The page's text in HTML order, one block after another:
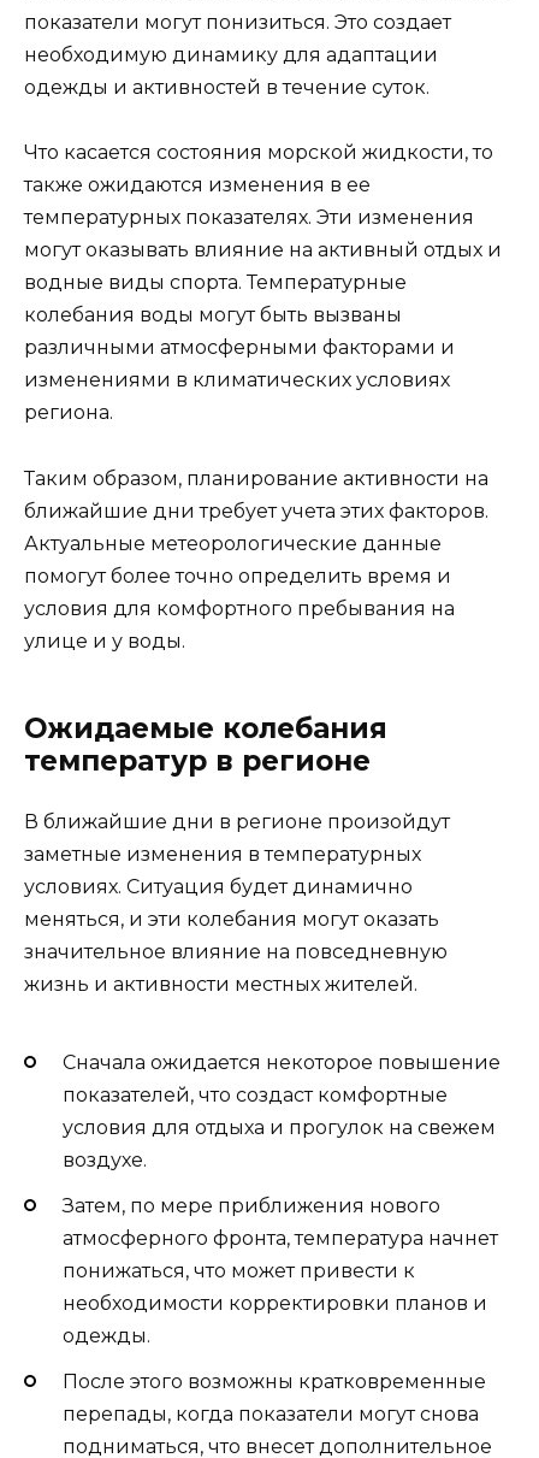
показатели могут понизиться. Это создает
необходимую динамику для адаптации
одежды и активностей в течение суток.
Что касается состояния морской жидкости, то
также ожидаются изменения в ее
температурных показателях. Эти изменения
могут оказывать влияние на активный отдых и
водные виды спорта. Температурные
колебания воды могут быть вызваны
различными атмосферными факторами и
изменениями в климатических условиях
региона.
Таким образом, планирование активности на
ближайшие дни требует учета этих факторов.
Актуальные метеорологические данные
помогут более точно определить время и
условия для комфортного пребывания на
улице и у воды.
Ожидаемые колебания
температур в регионе
В ближайшие дни в регионе произойдут
заметные изменения в температурных
условиях. Ситуация будет динамично
меняться, и эти колебания могут оказать
значительное влияние на повседневную
жизнь и активности местных жителей.
Сначала ожидается некоторое повышение
показателей, что создаст комфортные
условия для отдыха и прогулок на свежем
воздухе.
Затем, по мере приближения нового
атмосферного фронта, температура начнет
понижаться, что может привести к
необходимости корректировки планов и
одежды.
После этого возможны кратковременные
перепады, когда показатели могут снова
подниматься, что внесет дополнительное